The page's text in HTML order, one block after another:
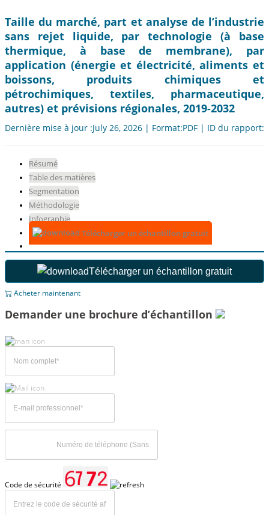
Taille du marché, part et analyse de l’industrie
sans rejet liquide, par technologie (à base
thermique, à base de membrane), par
application (énergie et électricité, aliments et
boissons, produits chimiques et
pétrochimiques, textiles, pharmaceutique,
autres) et prévisions régionales, 2019-2032
Dernière mise à jour :July 26, 2026 | Format:PDF | ID du rapport:
Résumé
Table des matières
Segmentation
Méthodologie
Infographie
Télécharger un échantillon gratuit
Télécharger un échantillon gratuit
Acheter maintenant
Demander une brochure d’échantillon
Code de sécurité